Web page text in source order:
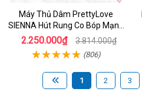
Máy Thủ Dâm PrettyLove
SIENNA Hút Rung Co Bóp Mạnh
Mẽ Nam
2.250.000₫ 3.814.000₫
(806)
1 2 3